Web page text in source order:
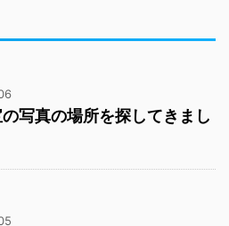
写真の場所を探してきまし